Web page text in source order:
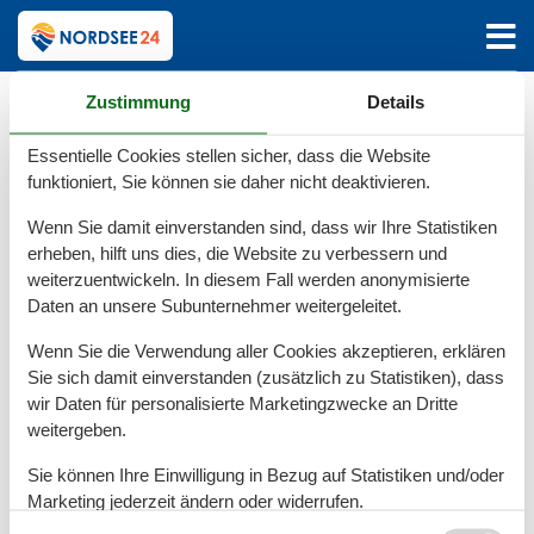
Katalog Deutschland Lüdingworth
Katalog - Deutschland -
Lüdingworth
Ferienwohnung - 4 Personen - Franz Grabe
Straße - 27478 - Lüdingworth
4 Personen
Zustimmung Details
Essentielle Cookies stellen sicher, dass die Website
funktioniert, Sie können sie daher nicht deaktivieren.
Wenn Sie damit einverstanden sind, dass wir Ihre Statistiken
erheben, hilft uns dies, die Website zu verbessern und
weiterzuentwickeln. In diesem Fall werden anonymisierte
Daten an unsere Subunternehmer weitergeleitet.
Wenn Sie die Verwendung aller Cookies akzeptieren, erklären
Sie sich damit einverstanden (zusätzlich zu Statistiken), dass
wir Daten für personalisierte Marketingzwecke an Dritte
weitergeben.
Sie können Ihre Einwilligung in Bezug auf Statistiken und/oder
Marketing jederzeit ändern oder widerrufen.